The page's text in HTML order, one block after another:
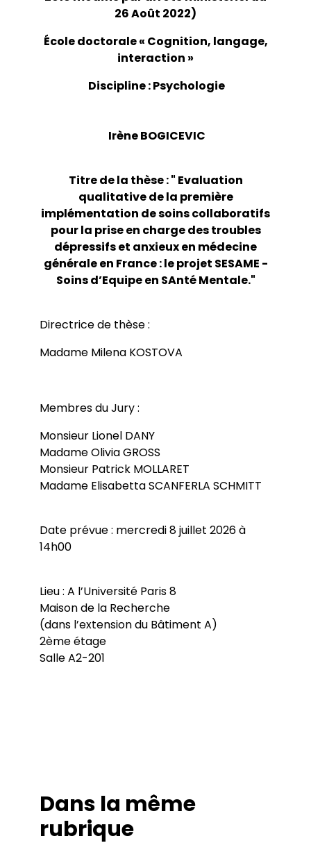
Thèses soutenues
Thèse HDR
EDCLI - Réunion de rentrée 2026
Le Café doctoral
Appel à projet - Laboratoires Juniors 2026
Financements
Aides financieres de l’EDCLI
Pistes de financements
26 Août 2022)
École doctorale « Cognition, langage,
interaction »
Discipline : Psychologie
Irène BOGICEVIC
Titre de la thèse :" Evaluation
qualitative de la première
implémentation de soins collaboratifs
pour la prise en charge des troubles
dépressifs et anxieux en médecine
générale en France : le projet SESAME -
Soins d’Equipe en SAnté Mentale."
Directrice de thèse :
Madame Milena KOSTOVA
Membres du Jury :
Monsieur Lionel DANY
Madame Olivia GROSS
Monsieur Patrick MOLLARET
Madame Elisabetta SCANFERLA SCHMITT
Date prévue : mercredi 8 juillet 2026 à
14h00
Lieu : A l’Université Paris 8
Maison de la Recherche
(dans l’extension du Bâtiment A)
2ème étage
Salle A2-201
Dans la même
rubrique